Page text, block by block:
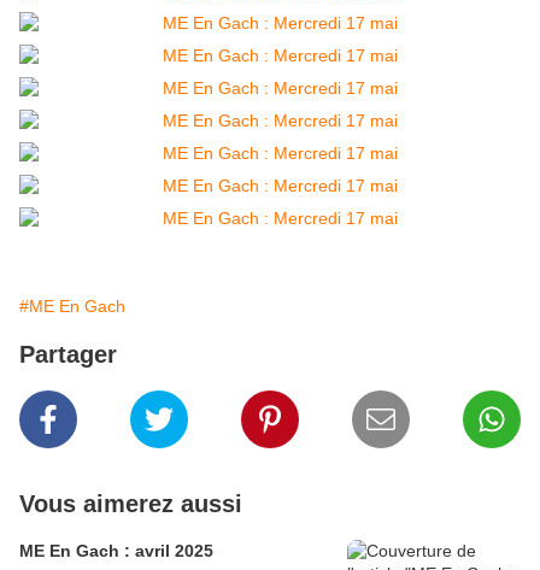
#ME En Gach
Partager
Vous aimerez aussi
ME En Gach : avril 2025